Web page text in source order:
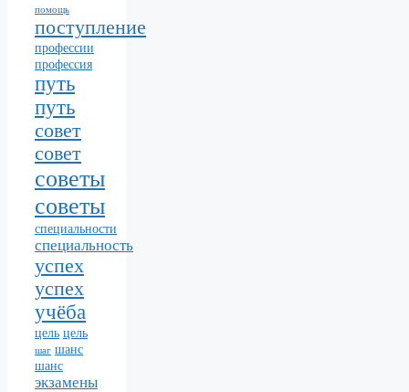
помощь
поступление
профессии
профессия
путь
путь
совет
совет
советы
советы
специальности
специальность
успех
успех
учёба
цель цель
шаг шанс
шанс
экзамены